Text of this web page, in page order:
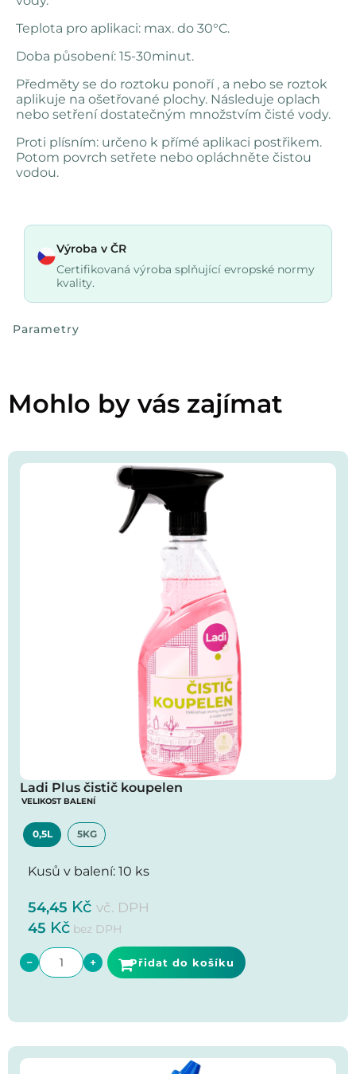
Parametry
Teplota pro aplikaci: max. do 30°C.
Doba působení: 15-30minut.
Předměty se do roztoku ponoří , a nebo se roztok
aplikuje na ošetřované plochy. Následuje oplach
nebo setření dostatečným množstvím čisté vody.
Proti plísním: určeno k přímé aplikaci postřikem.
Potom povrch setřete nebo opláchněte čistou
vodou.
Výroba v ČR
Certifikovaná výroba splňující evropské normy
kvality.
Mohlo by vás zajímat
Ladi Plus čistič koupelen
VELIKOST BALENÍ
0,5L 5KG
Kusů v balení: 10 ks
54,45 Kč vč. DPH
45 Kč bez DPH
− + Přidat do košíku